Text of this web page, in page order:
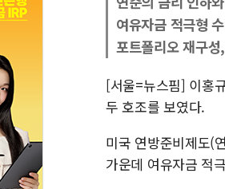
여유자금 적극형
포트폴리오 재구
[서울=뉴스핌] 이홍
두 호조를 보였다.
미국 연방준비제도(
가운데 여유자금 적